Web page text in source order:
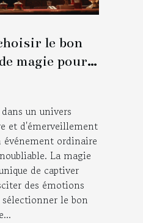
le bon
magie pour
lors de
un univers
et d'émerveillement
ordinaire
La magie
de captiver
des émotions
le bon